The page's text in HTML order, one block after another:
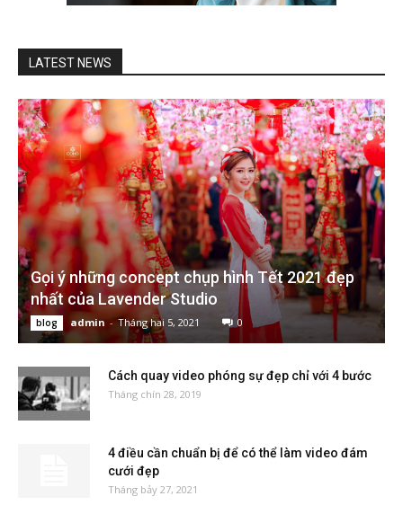
LATEST NEWS
Gọi ý những concept chụp hình Tết 2021 đẹp
nhất của Lavender Studio
blog admin - Tháng hai 5, 2021 0
Cách quay video phóng sự đẹp chỉ với 4 bước
Tháng chín 28, 2019
4 điều cần chuẩn bị để có thể làm video đám
cưới đẹp
Tháng bảy 27, 2021